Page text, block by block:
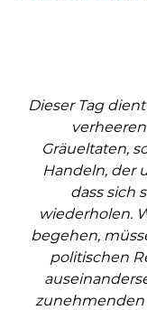
Dieser Tag
Gräueltaten,
Handeln, der
dass sich
wiederholen.
begehen,
politischen
zunehmenden